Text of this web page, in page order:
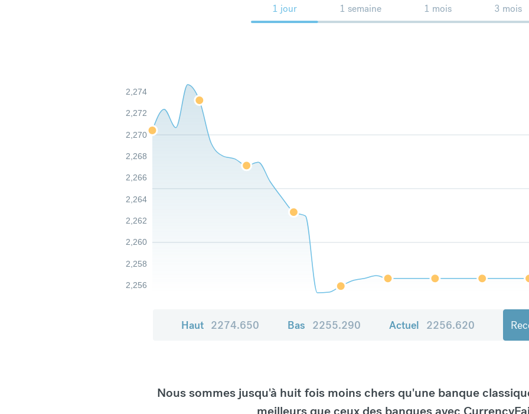
1 jour 1 semaine 1 mois 3 mois
2,256
2,258
2,260
2,262
2,264
2,266
2,268
2,270
2,272
2,274
Haut 2274.650 Bas 2255.290 Actuel 2256.620
Nous sommes jusqu'à huit fois moins chers qu'une banque
meilleurs que ceux des banques avec